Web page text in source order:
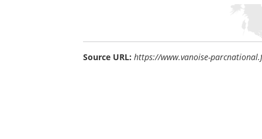
Source URL: https://www.vanoise-